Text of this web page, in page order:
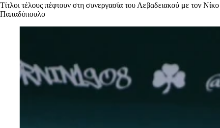
Τίτλοι τέλους πέφτουν στη συνεργασία του Λεβαδειακού με τον Νίκο
Παπαδόπουλο